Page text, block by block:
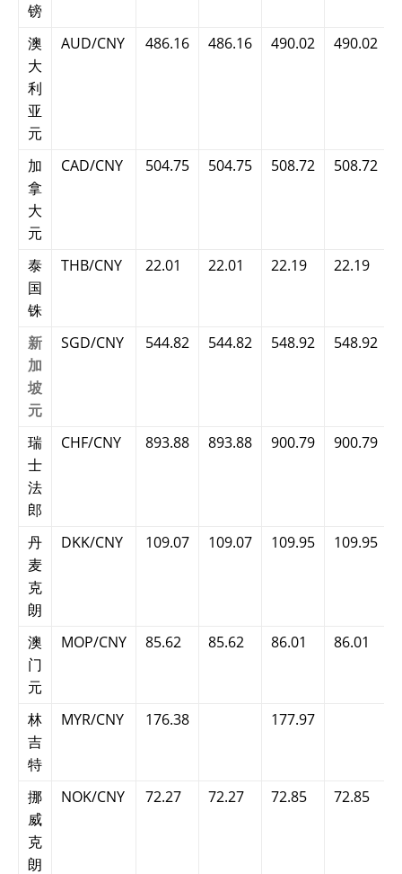
镑
澳
大
利
亚
元
AUD/CNY 486.16 486.16 490.02 490.02
加
拿
大
元
CAD/CNY 504.75 504.75 508.72 508.72
泰
国
铢
THB/CNY 22.01 22.01 22.19 22.19
新
加
坡
元
SGD/CNY 544.82 544.82 548.92 548.92
瑞
士
法
郎
CHF/CNY 893.88 893.88 900.79 900.79
丹
麦
克
朗
DKK/CNY 109.07 109.07 109.95 109.95
澳
门
元
MOP/CNY 85.62 85.62 86.01 86.01
林
吉
特
MYR/CNY 176.38 177.97
挪
威
克
朗
NOK/CNY 72.27 72.27 72.85 72.85